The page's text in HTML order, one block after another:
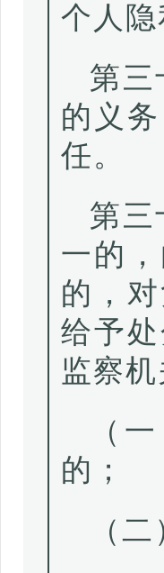
个人隐
第三
的义
任。
第三
一的
的，
给予
监察
（
的；
（